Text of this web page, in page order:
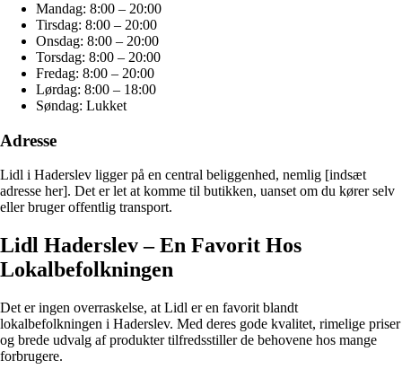
Mandag: 8:00 – 20:00
Tirsdag: 8:00 – 20:00
Onsdag: 8:00 – 20:00
Torsdag: 8:00 – 20:00
Fredag: 8:00 – 20:00
Lørdag: 8:00 – 18:00
Søndag: Lukket
Adresse
Lidl i Haderslev ligger på en central beliggenhed, nemlig [indsæt
adresse her]. Det er let at komme til butikken, uanset om du kører selv
eller bruger offentlig transport.
Lidl Haderslev – En Favorit Hos
Lokalbefolkningen
Det er ingen overraskelse, at Lidl er en favorit blandt
lokalbefolkningen i Haderslev. Med deres gode kvalitet, rimelige priser
og brede udvalg af produkter tilfredsstiller de behovene hos mange
forbrugere.